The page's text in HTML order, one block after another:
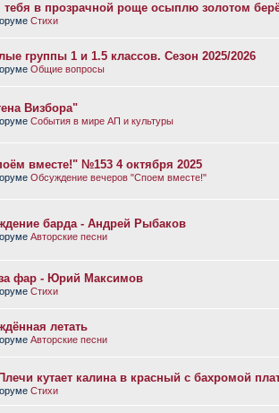
тебя в прозрачной роще осыплю золотом
Стихи
группы 1 и 1.5 классов. Сезон 2025/2026
Общие вопросы
Визбора"
События в мире АП и культуры
вместе!" №153 4 октября 2025
Обсуждение вечеров "Споем вместе!"
барда - Андрей Рыбаков
Авторские песни
фар - Юрий Максимов
Стихи
летать
Авторские песни
Плечи кутает калина в красный с бахромой
Стихи